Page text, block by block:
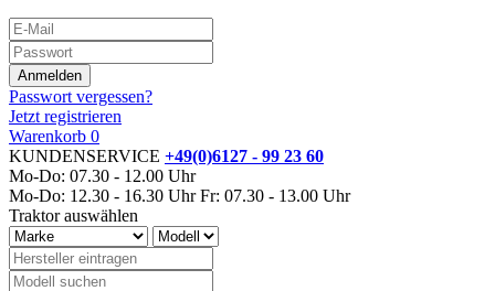
Passwort vergessen?
Jetzt registrieren
Warenkorb 0
KUNDENSERVICE +49(0)6127 - 99 23 60
Mo-Do: 07.30 - 12.00 Uhr
Mo-Do: 12.30 - 16.30 Uhr Fr: 07.30 - 13.00 Uhr
Traktor auswählen